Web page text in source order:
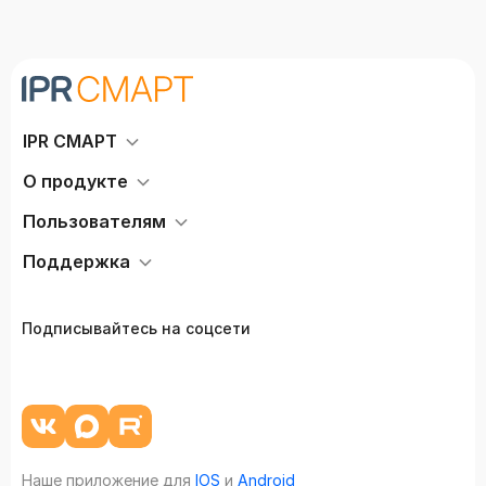
IPR СМАРТ
О продукте
Пользователям
Поддержка
Подписывайтесь на соцсети
Наше приложение для IOS и Android